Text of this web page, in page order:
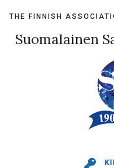
content
THE FINNISH
Suomalainen